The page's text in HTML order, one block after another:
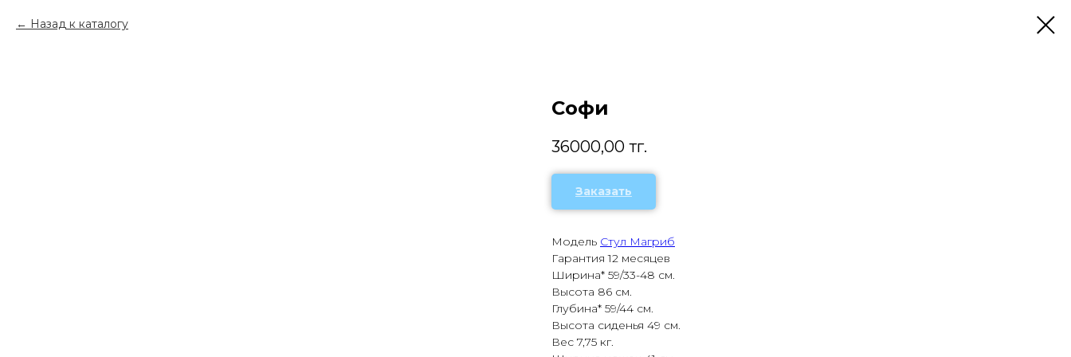
Назад к каталогу
Софи
36000,00 тг.
Заказать
Модель Стул Магриб
Гарантия 12 месяцев
Ширина* 59/33-48 см.
Высота 86 см.
Глубина* 59/44 см.
Высота сиденья 49 см.
Вес 7,75 кг.